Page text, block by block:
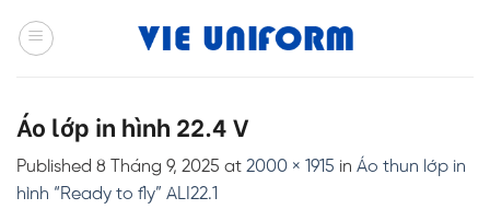
Áo lớp in hình 22.4 V
Published 8 Tháng 9, 2025 at 2000 × 1915 in Áo thun lớp in
hình “Ready to fly” ALI22.1